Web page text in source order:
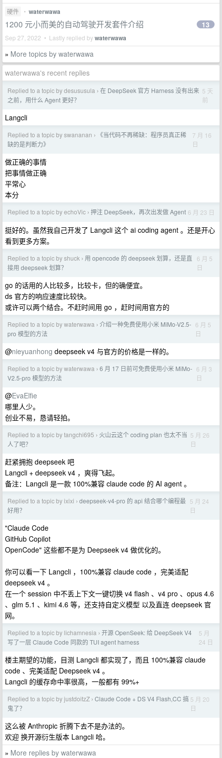
硬件 • waterwawa
1200 元小而美的自动驾驶开发套件介绍
Sep 27, 2022 • Lastly replied bywaterwawa
13
» More topics by waterwawa
waterwawa's recent replies
Replied to a topic by desususula › 在 DeepSeek 官方 Harness 没有出来
之前，用什么 Agent 更好？
5 天
前
Langcli
Replied to a topic by swananan ›
《当代码不再稀缺：程序员真正稀
缺的是判断力》
7 月 16
日
做正确的事情
把事情做正确
平常心
本分
Replied to a topic by echoVic › 押注 DeepSeek，再次出发做 Agent 6 月 23 日
挺好的。虽然我自己开发了 Langcli 这个 ai coding agent 。还是开心
看到更多方案。
Replied to a topic by shuck › 用 opencode 的 deepseek 划算，还是直
接用 deepseek 划算？
6 月 5
日
go 的话用的人比较多，比较卡，但的确便宜。
ds 官方的响应速度比较快。
或许可以两个结合。不赶时间用 go ，赶时间用官方的
Replied to a topic by waterwawa › 介绍一种免费使用小米 MiMo-V2.5-
pro 模型的方法
6 月 5
日
@nieyuanhong deepseek v4 与官方的价格是一样的。
Replied to a topic by waterwawa › 6 月 17 日前可免费使用小米 MiMo-
V2.5-pro 模型的方法
6 月 3
日
@EvaElfie
哪里人少。
创业不易，恳请轻拍。
Replied to a topic by tangchi695 › 火山云这个 coding plan 也太不当
人了吧？
5 月 26
日
赶紧拥抱 deepseek 吧
Langcli + deepseek v4 ，爽得飞起。
备注：Langcli 是一款 100%兼容 claude code 的 AI agent 。
Replied to a topic by ixixi › deepseek-v4-pro 的 api 结合哪个编程最
好用？
5 月 24
日
"Claude Code
GitHub Copilot
OpenCode" 这些都不是为 Deepseek v4 做优化的。
你可以看一下 Langcli ，100%兼容 claude code ，完美适配
deepseek v4 。
在一个 session 中不丢上下文一键切换 v4 flash 、v4 pro 、opus 4.6
、glm 5.1 、kimi 4.6 等，还支持自定义模型 以及直连 deepseek 官
网。
Replied to a topic by lichamnesia › 开源 OpenSeek: 给 DeepSeek V4
写了一层 Claude Code 同款的 TUI agent harness
5 月
24 日
楼主期望的功能，目测 Langcli 都实现了，而且 100%兼容 claude
code 、完美适配 Deepseek v4 。
Langcli 的缓存命中率很高，一般都有 99%+
Replied to a topic by justdoitzZ › Claude Code + DS V4 Flash,CC 搞
鬼了？
5 月 20
日
这么被 Anthropic 折腾下去不是办法的。
欢迎 换开源衍生版本 Langcli 哈。
» More replies by waterwawa